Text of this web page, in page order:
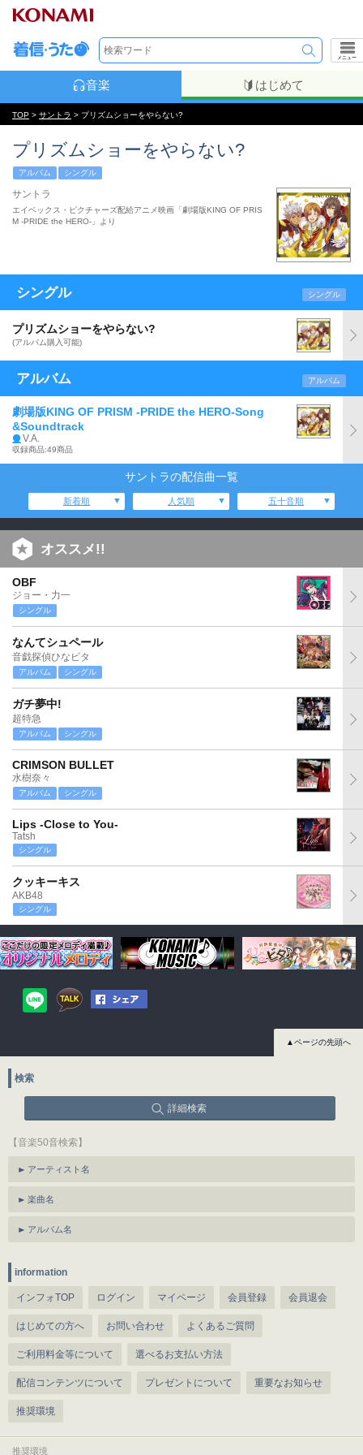
メニュー
音楽 はじめて
TOP > サントラ > プリズムショーをやらない?
プリズムショーをやらない?
アルバム シングル
サントラ
エイベックス・ピクチャーズ配給アニメ映画「劇場版KING OF PRIS
M -PRIDE the HERO-」より
シングル シングル
プリズムショーをやらない?
(アルバム購入可能)
アルバム アルバム
劇場版KING OF PRISM -PRIDE the HERO-Song
&Soundtrack
V.A.
収録商品:49商品
サントラの配信曲一覧
新着順 人気順 五十音順
オススメ!!
OBF
ジョー・力一
シングル
なんてシュペール
音戯探偵ひなビタ
アルバム シングル
ガチ夢中!
超特急
アルバム シングル
CRIMSON BULLET
水樹奈々
アルバム シングル
Lips -Close to You-
Tatsh
シングル
クッキーキス
AKB48
シングル
▲ページの先頭へ
検索
詳細検索
【音楽50音検索】
アーティスト名
楽曲名
アルバム名
information
インフォTOP ログイン マイページ 会員登録 会員退会
はじめての方へ お問い合わせ よくあるご質問
ご利用料金等について 選べるお支払い方法
配信コンテンツについて プレゼントについて 重要なお知らせ
推奨環境
推奨環境